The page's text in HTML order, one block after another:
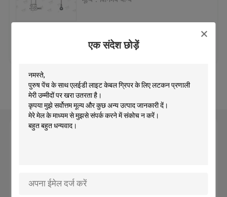
एक संदेश छोड़ें
केबल लूपिंग ग्रिपर
केबल हैंगिंग सिस्टम
लाइट हैंगिंग किट
सबसे अच्छी कीमत
और देखो